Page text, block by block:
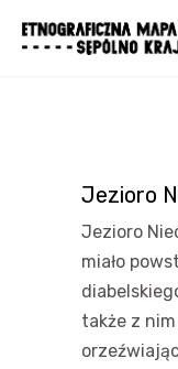
Jezioro
Jezioro
miało
także z